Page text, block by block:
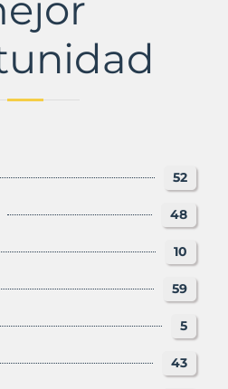
52
48
10
59
5
43